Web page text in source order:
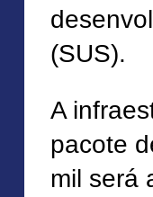
(SUS).
A
pacote
mil será